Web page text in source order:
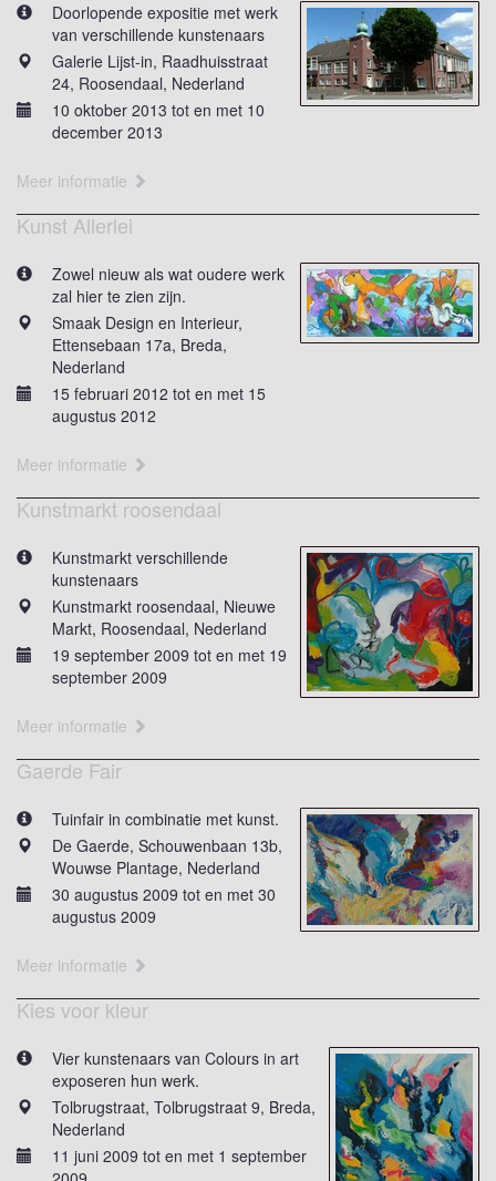
Doorlopende expositie met werk
van verschillende kunstenaars
Galerie Lijst-in, Raadhuisstraat
24, Roosendaal, Nederland
10 oktober 2013 tot en met 10
december 2013
Meer informatie
Kunst Allerlei
Zowel nieuw als wat oudere werk
zal hier te zien zijn.
Smaak Design en Interieur,
Ettensebaan 17a, Breda,
Nederland
15 februari 2012 tot en met 15
augustus 2012
Meer informatie
Kunstmarkt roosendaal
Kunstmarkt verschillende
kunstenaars
Kunstmarkt roosendaal, Nieuwe
Markt, Roosendaal, Nederland
19 september 2009 tot en met 19
september 2009
Meer informatie
Gaerde Fair
Tuinfair in combinatie met kunst.
De Gaerde, Schouwenbaan 13b,
Wouwse Plantage, Nederland
30 augustus 2009 tot en met 30
augustus 2009
Meer informatie
Kies voor kleur
Vier kunstenaars van Colours in art
exposeren hun werk.
Tolbrugstraat, Tolbrugstraat 9, Breda,
Nederland
11 juni 2009 tot en met 1 september